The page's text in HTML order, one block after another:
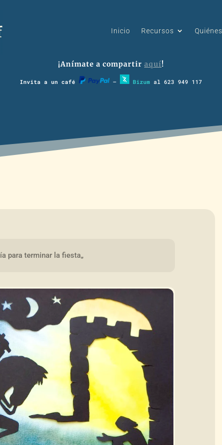
Inicio Recursos
¡Anímate a compartir aquí!
Invita a un café – Bizum al 623 949 117
para terminar la fiesta„